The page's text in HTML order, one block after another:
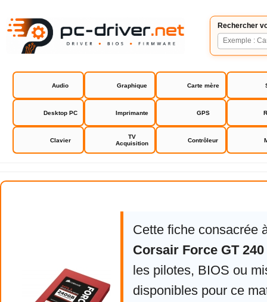
Rechercher
Audio Graphique Carte mère
Desktop PC Imprimante GPS
Clavier
TV
Acquisition
Contrôleur
Firmware Corsair Force GT 240
Cette fiche consacrée
Corsair Force GT 240
les pilotes, BIOS ou
disponibles pour ce